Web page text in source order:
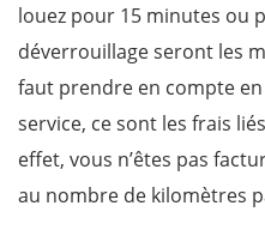
louez pour 15 minutes ou
déverrouillage seront les
faut prendre en compte
service, ce sont les frais
effet, vous n’êtes pas
au nombre de kilomètres